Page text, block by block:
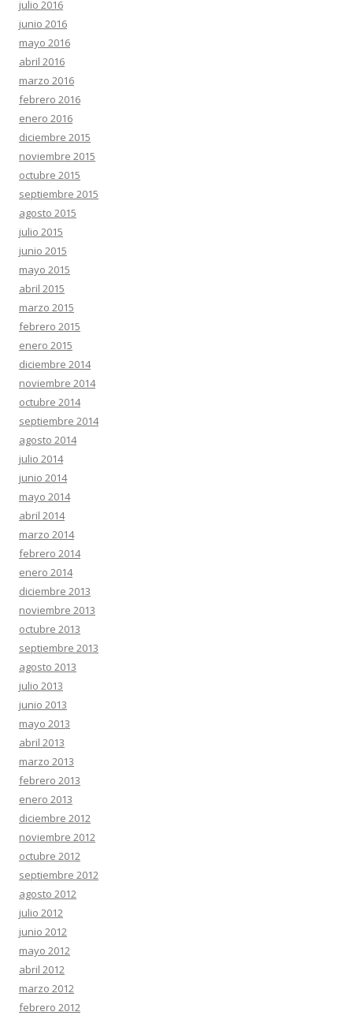
julio 2016
junio 2016
mayo 2016
abril 2016
marzo 2016
febrero 2016
enero 2016
diciembre 2015
noviembre 2015
octubre 2015
septiembre 2015
agosto 2015
julio 2015
junio 2015
mayo 2015
abril 2015
marzo 2015
febrero 2015
enero 2015
diciembre 2014
noviembre 2014
octubre 2014
septiembre 2014
agosto 2014
julio 2014
junio 2014
mayo 2014
abril 2014
marzo 2014
febrero 2014
enero 2014
diciembre 2013
noviembre 2013
octubre 2013
septiembre 2013
agosto 2013
julio 2013
junio 2013
mayo 2013
abril 2013
marzo 2013
febrero 2013
enero 2013
diciembre 2012
noviembre 2012
octubre 2012
septiembre 2012
agosto 2012
julio 2012
junio 2012
mayo 2012
abril 2012
marzo 2012
febrero 2012